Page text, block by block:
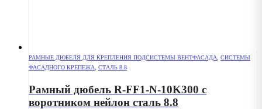
РАМНЫЕ ДЮБЕЛЯ ДЛЯ КРЕПЛЕНИЯ ПОДСИСТЕМЫ ВЕНТФАСАДА
СИСТЕМЫ
ФАСАДНОГО КРЕПЕЖА
СТАЛЬ 8.8
Рамный дюбель R-FF1-N-10K300 с
воротником нейлон сталь 8.8